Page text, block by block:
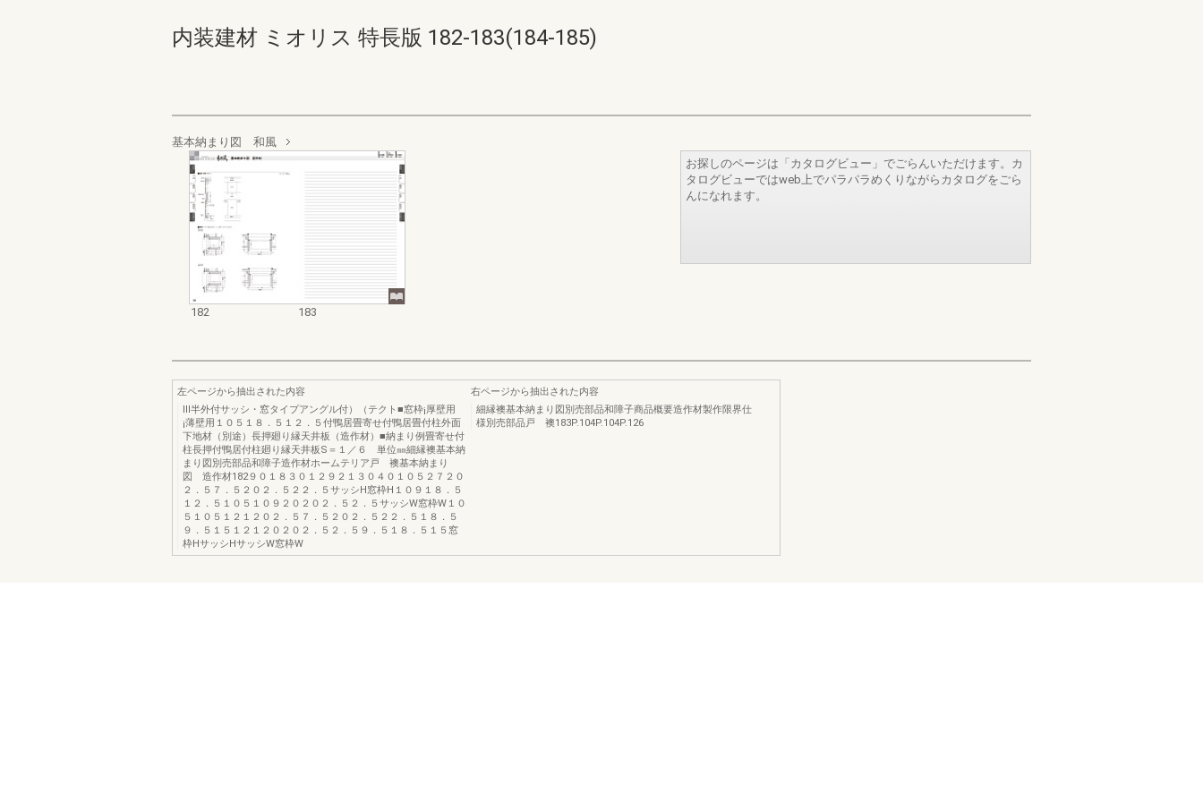
内装建材 ミオリス 特長版 182-183(184-185)
基本納まり図 和風
182 183
お探しのページは「カタログビュー」でごらんいただけます。カ
タログビューではweb上でパラパラめくりながらカタログをごら
んになれます。
左ページから抽出された内容
Ⅲ半外付サッシ・窓タイプアングル付）（テクト■窓枠¡厚壁用
¡薄壁用１０５１８．５１２．５付鴨居畳寄せ付鴨居畳付柱外面
下地材（別途）長押廻り縁天井板（造作材）■納まり例畳寄せ付
柱長押付鴨居付柱廻り縁天井板S＝１／６ 単位㎜細縁襖基本納
まり図別売部品和障子造作材ホームテリア戸 襖基本納まり
図 造作材182９０１８３０１２９２１３０４０１０５２７２０
２．５７．５２０２．５２２．５サッシH窓枠H１０９１８．５
１２．５１０５１０９２０２０２．５２．５サッシW窓枠W１０
５１０５１２１２０２．５７．５２０２．５２２．５１８．５
９．５１５１２１２０２０２．５２．５９．５１８．５１５窓
枠HサッシHサッシW窓枠W
右ページから抽出された内容
細縁襖基本納まり図別売部品和障子商品概要造作材製作限界仕
様別売部品戸 襖183P.104P.104P.126